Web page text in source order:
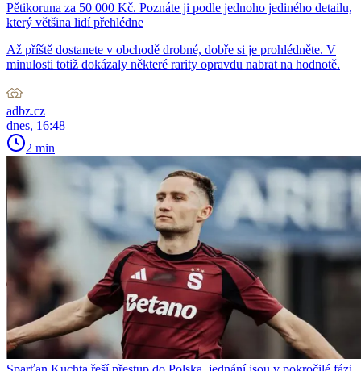
Pětikoruna za 50 000 Kč. Poznáte ji podle jednoho jediného detailu,
který většina lidí přehlédne
Až příště dostanete v obchodě drobné, dobře si je prohlédněte. V
minulosti totiž dokázaly některé rarity opravdu nabrat na hodnotě.
adbz.cz
dnes, 16:48
2 min